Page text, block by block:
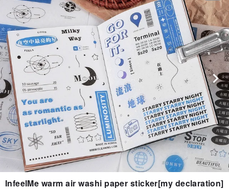
InfeelMe warm air washi paper sticker[my declaration]